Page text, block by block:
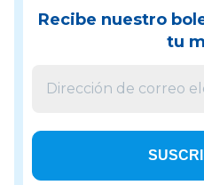
Recibe nuestro
tu